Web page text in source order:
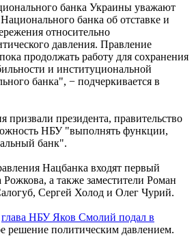
банка Украины уважают
банка об отставке и
относительно
давления. Правление
продолжать работу для сохранения
и институциональной
банка", − подчеркивается в
призвали президента, правительство
НБУ "выполнять функции,
банк".
Нацбанка входят первый
Рожкова, а также заместители Роман
Сергей Холод и Олег Чурий.
глава НБУ Яков Смолий подал в
решение политическим давлением.